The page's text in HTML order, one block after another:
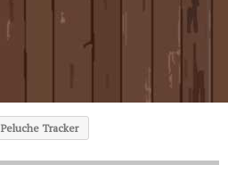
Peluche Tracker